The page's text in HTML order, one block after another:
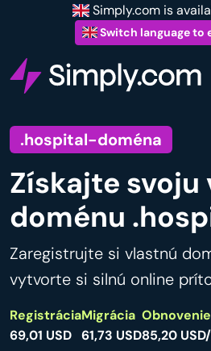
Simply.com is
Switch language to
.hospital-doména
Získajte svoju
doménu
Zaregistrujte si vlastnú
vytvorte si silnú online
Registrácia
69,01 USD
Migrácia
61,73 USD
Obnovenie
85,20